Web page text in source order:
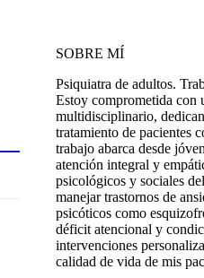
SOBRE MÍ
Psiquiatra de adultos.
Estoy comprometida con
multidisciplinario,
tratamiento de pacientes
trabajo abarca desde
atención integral y
psicológicos y sociales
manejar trastornos de
psicóticos como
déficit atencional y
intervenciones
calidad de vida de mis